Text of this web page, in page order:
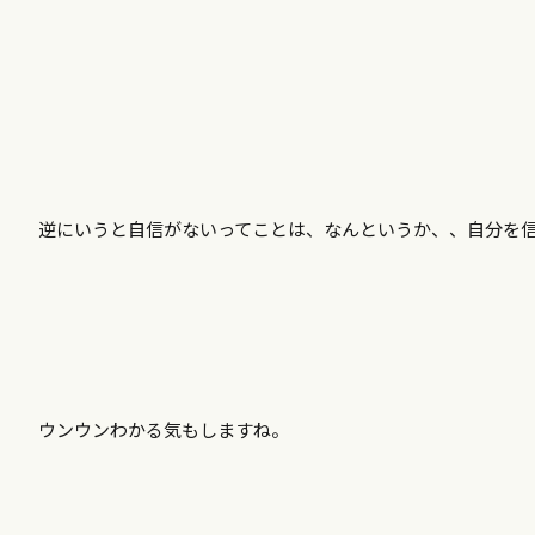
逆にいうと自信がないってことは、なんというか、、自分を
ウンウンわかる気もしますね。